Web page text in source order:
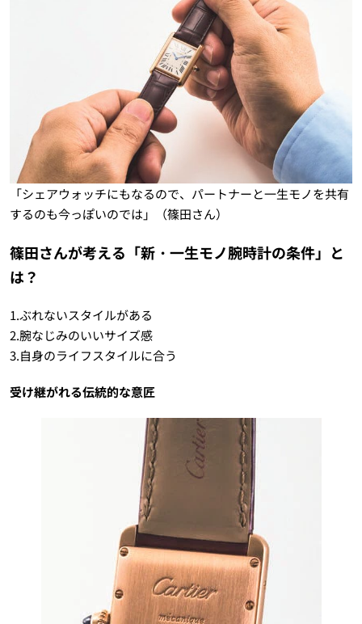
「シェアウォッチにもなるので、パートナーと一生モノを共有
するのも今っぽいのでは」（篠田さん）
篠田さんが考える「新・一生モノ腕時計の条件」と
は？
1.ぶれないスタイルがある
2.腕なじみのいいサイズ感
3.自身のライフスタイルに合う
受け継がれる伝統的な意匠